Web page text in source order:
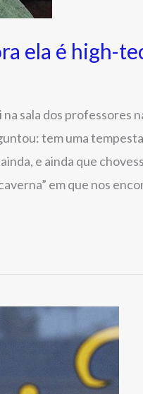
ela é high-
sala dos professores
tem uma
e ainda que
em que nos